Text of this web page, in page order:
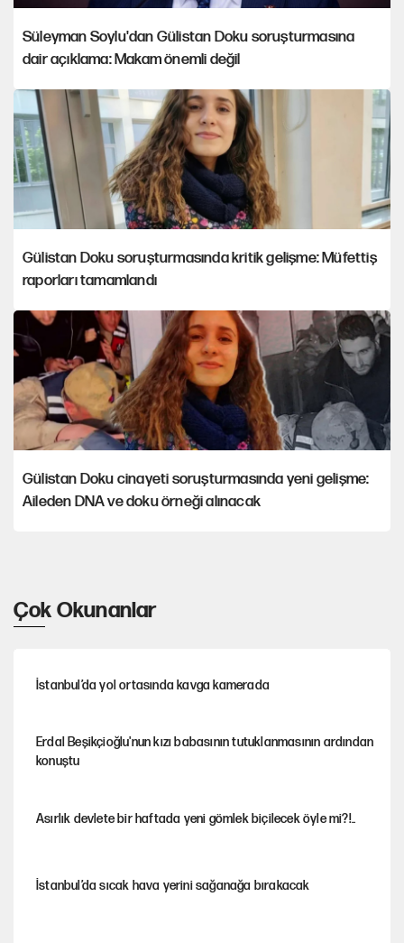
Süleyman Soylu'dan Gülistan Doku soruşturmasına
dair açıklama: Makam önemli değil
Gülistan Doku soruşturmasında kritik gelişme: Müfettiş
raporları tamamlandı
Gülistan Doku cinayeti soruşturmasında yeni gelişme:
Aileden DNA ve doku örneği alınacak
Çok Okunanlar
İstanbul’da yol ortasında kavga kamerada
Erdal Beşikçioğlu'nun kızı babasının tutuklanmasının ardından
konuştu
Asırlık devlete bir haftada yeni gömlek biçilecek öyle mi?!..
İstanbul’da sıcak hava yerini sağanağa bırakacak